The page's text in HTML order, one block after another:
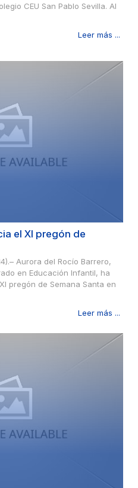
CEU San Pablo Sevilla. Al
Leer más ...
el XI pregón de
Aurora del Rocío Barrero,
en Educación Infantil, ha
pregón de Semana Santa en
Leer más ...